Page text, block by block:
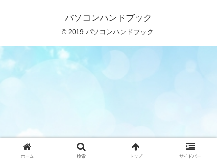
パソコンハンドブック
© 2019 パソコンハンドブック.
ホーム 検索 トップ サイドバー